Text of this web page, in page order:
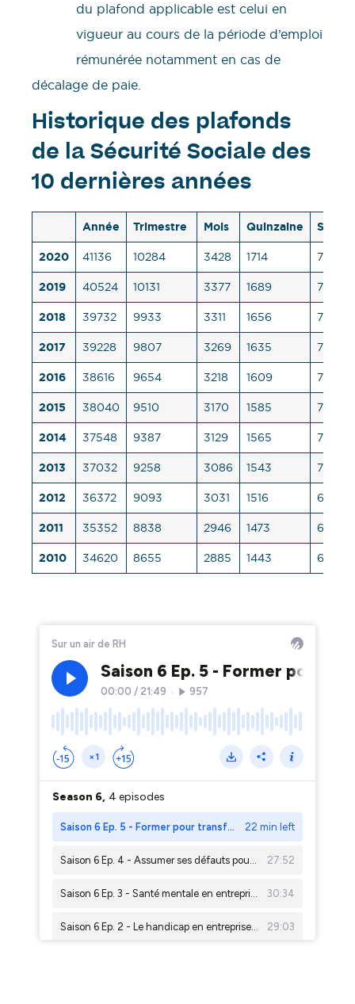
du plafond applicable est celui en
vigueur au cours de la période d’emploi
rémunérée notamment en cas de
décalage de paie.
Historique des plafonds
de la Sécurité Sociale des
10 dernières années
Année Trimestre Mois Quinzaine
2020
41136 10284 3428 1714 791
2019 40524 10131 3377 1689 779
2018 39732 9933 3311 1656 764
2017 39228 9807 3269 1635 754
2016 38616 9654 3218 1609 743
2015 38040 9510 3170 1585 732
2014 37548 9387 3129 1565 722
2013 37032 9258 3086 1543 712
2012 36372 9093 3031 1516 699
2011 35352 8838 2946 1473 680
2010 34620 8655 2885 1443 666